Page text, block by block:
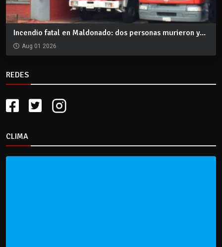
Incendio fatal en Maldonado: dos personas murieron y...
Aug 01 2026
REDES
CLIMA